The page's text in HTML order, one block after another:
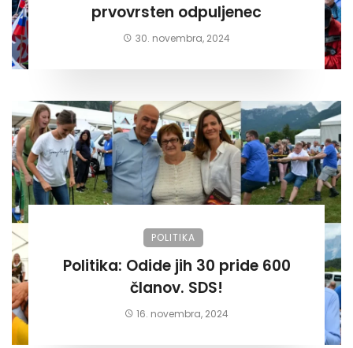
prvovrsten odpuljenec
30. novembra, 2024
POLITIKA
Politika: Odide jih 30 pride 600
članov. SDS!
16. novembra, 2024